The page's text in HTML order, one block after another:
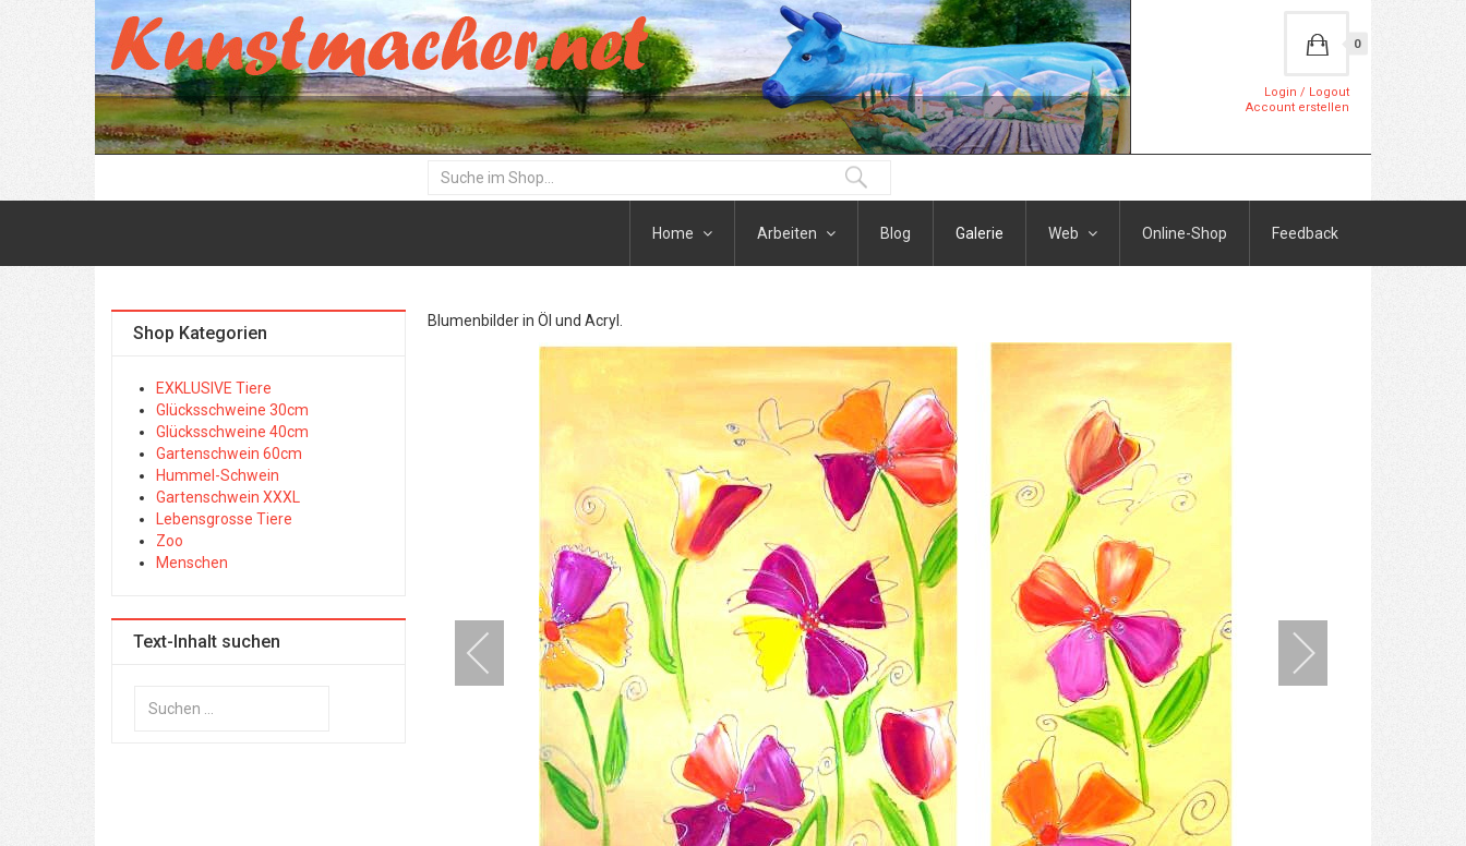
0
Login / Logout
Account erstellen
Home Arbeiten Blog Galerie Web Online-Shop Feedback
Blumenbilder in Öl und Acryl.
Shop Kategorien
EXKLUSIVE Tiere
Glücksschweine 30cm
Glücksschweine 40cm
Gartenschwein 60cm
Hummel-Schwein
Gartenschwein XXXL
Lebensgrosse Tiere
Zoo
Menschen
Text-Inhalt suchen